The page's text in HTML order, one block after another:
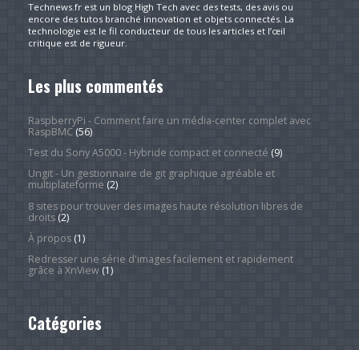
Technews.fr est un blog High Tech avec des tests, des avis ou
encore des tutos branché innovation et objets connectés. La
technologie est le fil conducteur de tous les articles et l’œil
critique est de rigueur.
Les plus commentés
RaspberryPi - Comment faire un média-center complet avec
RaspBMC(56)
Test du Sony A5000 - Hybride compact et connecté (9)
Ungit - Un gestionnaire de git graphique agréable et
multiplateforme (2)
8 sites pour trouver des images haute résolution libres de
droits(2)
À propos(1)
Redresser une série d'images facilement et rapidement
grâce à XnView(1)
Catégories